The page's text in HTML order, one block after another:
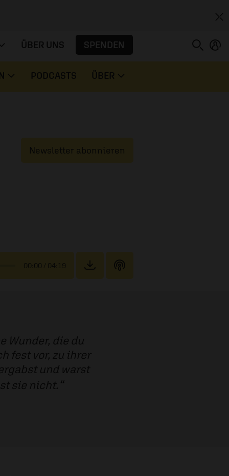
ÜBER UNS SPENDEN
PODCASTS ÜBER
Newsletter abonnieren
00:00 / 04:19
Wunder, die du
fest vor, zu ihrer
und warst
sie nicht.